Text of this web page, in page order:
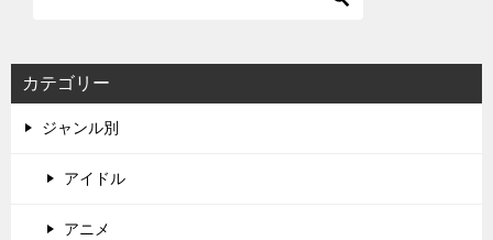
カテゴリー
ジャンル別
アイドル
アニメ